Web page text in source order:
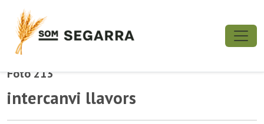
Foto 213
intercanvi llavors